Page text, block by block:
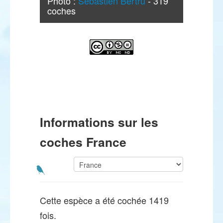
coches
Informations sur les
coches France
Cette espèce a été cochée 1419
fois.